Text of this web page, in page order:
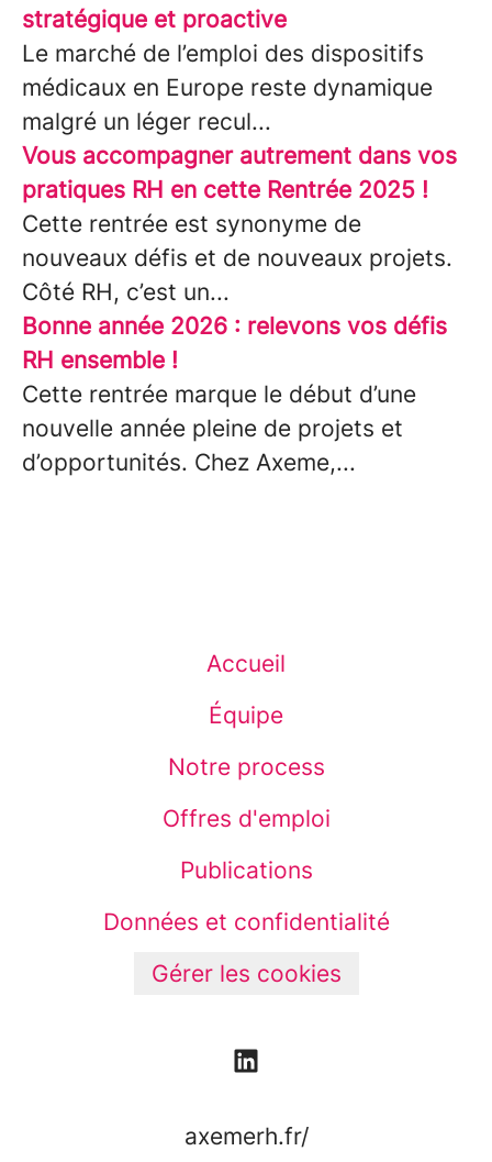
stratégique et proactive
Le marché de l’emploi des dispositifs
médicaux en Europe reste dynamique
malgré un léger recul...
Vous accompagner autrement dans vos
pratiques RH en cette Rentrée 2025 !
Cette rentrée est synonyme de
nouveaux défis et de nouveaux projets.
Côté RH, c’est un...
Bonne année 2026 : relevons vos défis
RH ensemble !
Cette rentrée marque le début d’une
nouvelle année pleine de projets et
d’opportunités. Chez Axeme,...
Accueil
Équipe
Notre process
Offres d'emploi
Publications
Données et confidentialité
Gérer les cookies
axemerh.fr/